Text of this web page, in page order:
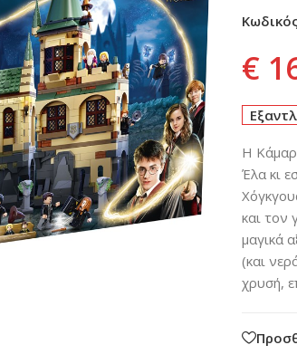
€
Η
Έλα κι
και τον
μαγικά
(και
χρυσή,